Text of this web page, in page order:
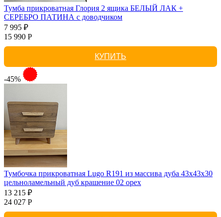
Тумба прикроватная Глория 2 ящика БЕЛЫЙ ЛАК +
СЕРЕБРО ПАТИНА с доводчиком
7 995 ₽
15 990 Р
КУПИТЬ
-45%
Тумбочка прикроватная Lugo R191 из массива дуба 43х43х30
цельноламельный дуб крашение 02 орех
13 215 ₽
24 027 Р